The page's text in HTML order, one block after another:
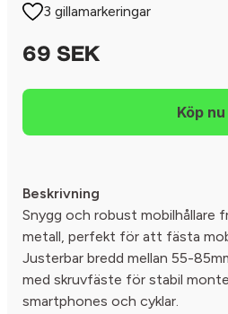
3 gillamarkeringar
69 SEK
Beskrivning
Snygg och robust mobilhållare
metall, perfekt för att fästa
Justerbar bredd mellan 55-
med skruvfäste för stabil
smartphones och cyklar.